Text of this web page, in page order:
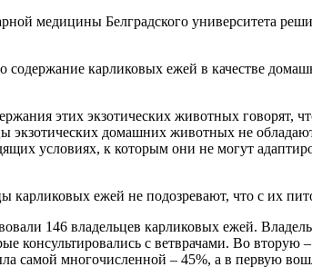
медицины Белградского университета
содержание карликовых ежей в качестве
этих экзотических животных говорят,
экзотических домашних животных не
условиях, к которым они не могут
карликовых ежей не подозревают, что с их
146 владельцев карликовых ежей.
консультировались с ветврачами. Во
самой многочисленной – 45%, а в первую